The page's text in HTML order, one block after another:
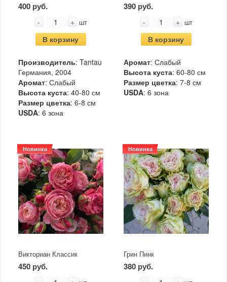
400 руб.
- + шт
В корзину
Производитель: Tantau
Германия, 2004
Аромат: Слабый
Высота куста: 40-80 см
Размер цветка: 6-8 см
USDA: 6 зона
390 руб.
- + шт
В корзину
Аромат: Слабый
Высота куста: 60-80 см
Размер цветка: 7-8 см
USDA: 6 зона
Новинка
Викториан Классик
450 руб.
Новинка
Грин Пинк
380 руб.